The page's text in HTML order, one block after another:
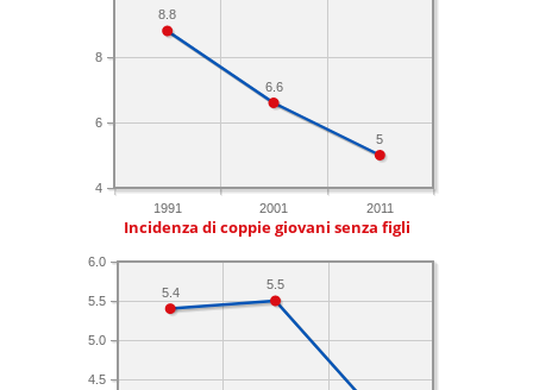
1991 2001 2011
4
6
8
5
6.6
8.8
Incidenza di coppie giovani senza figli
4.5
5.0
5.5
6.0
5.5
5.4